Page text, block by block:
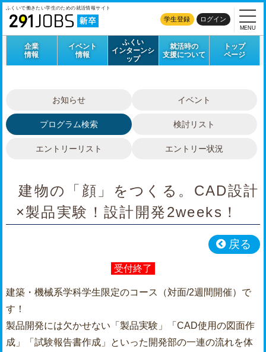
ふくいで働きたい学生のための就活情報サイト
学生登録 ログイン
企業
情報
イベント
情報
ふくい
インターンシ
ップ
就活時の
支援について
トップ
ページ
MENU
お知らせ イベント
プログラム検索 検討リスト
エントリーリスト エントリー状況
建物の「顔」をつくる。CAD設計
×製品実験！設計開発2weeks！
戻る
受付終了
建築・機械系学科学生限定のコース（対面/2週間開催）で
す！
製品開発には欠かせない「製品実験」「CAD使用の図面作
成」「試験報告書作成」といった開発部の一連の流れを体